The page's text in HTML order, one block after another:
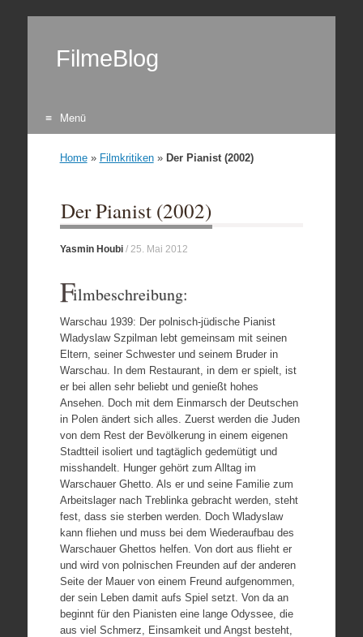
FilmeBlog
Menü
Home» Filmkritiken» Der Pianist (2002)
Der Pianist (2002)
Yasmin Houbi/ 25. Mai 2012
Filmbeschreibung:
Warschau 1939: Der polnisch-jüdische Pianist
Wladyslaw Szpilman lebt gemeinsam mit seinen
Eltern, seiner Schwester und seinem Bruder in
Warschau. In dem Restaurant, in dem er spielt, ist
er bei allen sehr beliebt und genießt hohes
Ansehen. Doch mit dem Einmarsch der Deutschen
in Polen ändert sich alles. Zuerst werden die Juden
von dem Rest der Bevölkerung in einem eigenen
Stadtteil isoliert und tagtäglich gedemütigt und
misshandelt. Hunger gehört zum Alltag im
Warschauer Ghetto. Als er und seine Familie zum
Arbeitslager nach Treblinka gebracht werden, steht
fest, dass sie sterben werden. Doch Wladyslaw
kann fliehen und muss bei dem Wiederaufbau des
Warschauer Ghettos helfen. Von dort aus flieht er
und wird von polnischen Freunden auf der anderen
Seite der Mauer von einem Freund aufgenommen,
der sein Leben damit aufs Spiel setzt. Von da an
beginnt für den Pianisten eine lange Odyssee, die
aus viel Schmerz, Einsamkeit und Angst besteht,